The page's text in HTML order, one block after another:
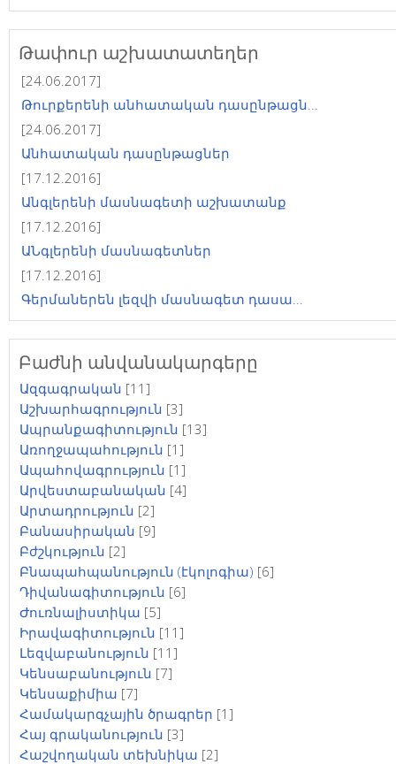
Թափուր աշխատատեղեր
[24.06.2017]
Թուրքերենի անհատական դասընթացն...
[24.06.2017]
Անհատական դասընթացներ
[17.12.2016]
Անգլերենի մասնագետի աշխատանք
[17.12.2016]
ԱՆգլերենի մասնագետներ
[17.12.2016]
Գերմաներեն լեզվի մասնագետ դասա...
Բաժնի անվանակարգերը
Ազգագրական [11]
Աշխարհագրություն [3]
Ապրանքագիտություն [13]
Առողջապահություն [1]
Ապահովագրություն [1]
Արվեստաբանական [4]
Արտադրություն [2]
Բանասիրական [9]
Բժշկություն [2]
Բնապահպանություն (էկոլոգիա) [6]
Դիվանագիտություն [6]
Ժուռնալիստիկա [5]
Իրավագիտություն [11]
Լեզվաբանություն [11]
Կենսաբանություն [7]
Կենսաքիմիա [7]
Համակարգչային ծրագրեր [1]
Հայ գրականություն [3]
Հաշվողական տեխնիկա [2]